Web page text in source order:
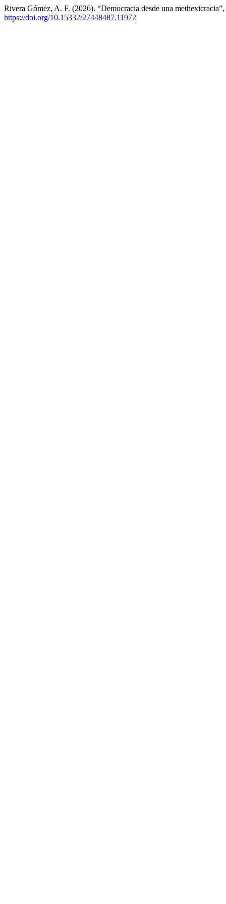
Rivera Gómez, A. F. (2026). “Democracia desde una
https://doi.org/10.15332/27448487.11972